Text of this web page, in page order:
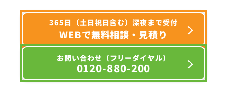
365日（土日祝日含む）深夜まで受付
WEBで無料相談・見積り
お問い合わせ（フリーダイヤル）
0120-880-200